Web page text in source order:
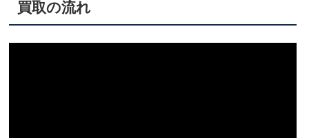
買取の流れ